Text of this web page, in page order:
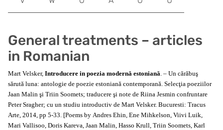
General treatments – articles
in Romanian
Mart Velsker, Introducere in poezia modernă estoniană. – Un cărăbuş
sărută luna: antologie de poezie estoniană contemporană. Selecţia poeziilor
Jaan Malin şi Triin Soomets; traducere şi note de Riina Jesmin confruntare
Peter Sragher; cu un studiu introductiv de Mart Velsker. Bucuresti: Tracus
Arte, 2014, pp 5-33. [Poems by Andres Ehin, Ene Mihkelson, Viivi Luik,
Mari Vallisoo, Doris Kareva, Jaan Malin, Hasso Krull, Triin Soomets, Karl